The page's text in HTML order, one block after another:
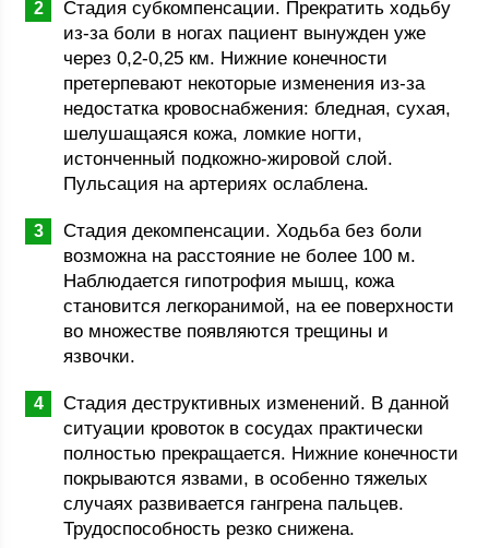
Стадия субкомпенсации. Прекратить ходьбу
из-за боли в ногах пациент вынужден уже
через 0,2-0,25 км. Нижние конечности
претерпевают некоторые изменения из-за
недостатка кровоснабжения: бледная, сухая,
шелушащаяся кожа, ломкие ногти,
истонченный подкожно-жировой слой.
Пульсация на артериях ослаблена.
Стадия декомпенсации. Ходьба без боли
возможна на расстояние не более 100 м.
Наблюдается гипотрофия мышц, кожа
становится легкоранимой, на ее поверхности
во множестве появляются трещины и
язвочки.
Стадия деструктивных изменений. В данной
ситуации кровоток в сосудах практически
полностью прекращается. Нижние конечности
покрываются язвами, в особенно тяжелых
случаях развивается гангрена пальцев.
Трудоспособность резко снижена.